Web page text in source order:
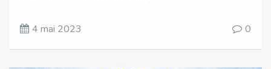
4 mai 2023 0